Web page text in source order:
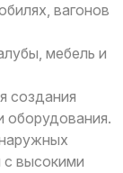
вагонов
мебель и
создания
оборудования.
с высокими